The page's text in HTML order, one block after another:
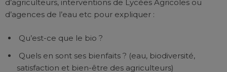
d’agriculteurs, interventions de Lycées Agricoles ou
d’agences de l’eau etc pour expliquer :
Qu’est-ce que le bio ?
Quels en sont ses bienfaits ? (eau, biodiversité,
satisfaction et bien-être des agriculteurs)